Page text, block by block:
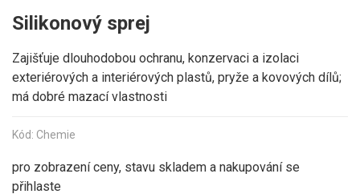
Silikonový sprej
Zajišťuje dlouhodobou ochranu, konzervaci a izolaci
exteriérových a interiérových plastů, pryže a kovových dílů;
má dobré mazací vlastnosti
Kód: Chemie
pro zobrazení ceny, stavu skladem a nakupování se
přihlaste